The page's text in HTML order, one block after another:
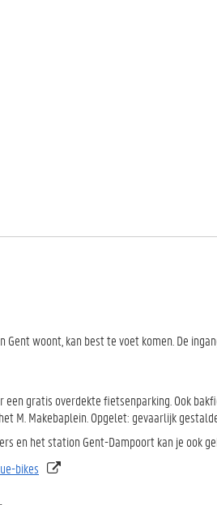
Gent woont, kan best te voet komen. De
een gratis overdekte fietsenparking. Ook
M. Makebaplein. Opgelet: gevaarlijk
en het station Gent-Dampoort kan je ook
bikes